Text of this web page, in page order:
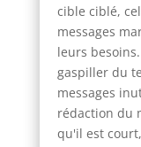
cible ciblé,
messages
leurs
gaspiller du
messages
rédaction du
qu'il est